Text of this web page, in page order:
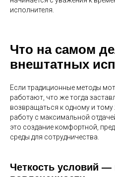
исполнителя.
Что на самом
внештатных
Если традиционные методы
работают, что же тогда
возвращаться к одному и
работу с максимальной
это создание комфортной,
среды для сотрудничества.
Четкость условий